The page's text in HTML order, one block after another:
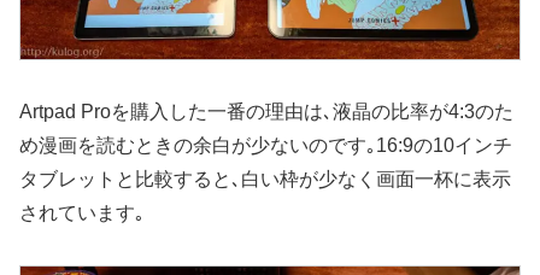
Artpad Proを購入した一番の理由は､液晶の比率が4:3のた
め漫画を読むときの余白が少ないのです｡16:9の10インチ
タブレットと比較すると､白い枠が少なく画面一杯に表示
されています｡